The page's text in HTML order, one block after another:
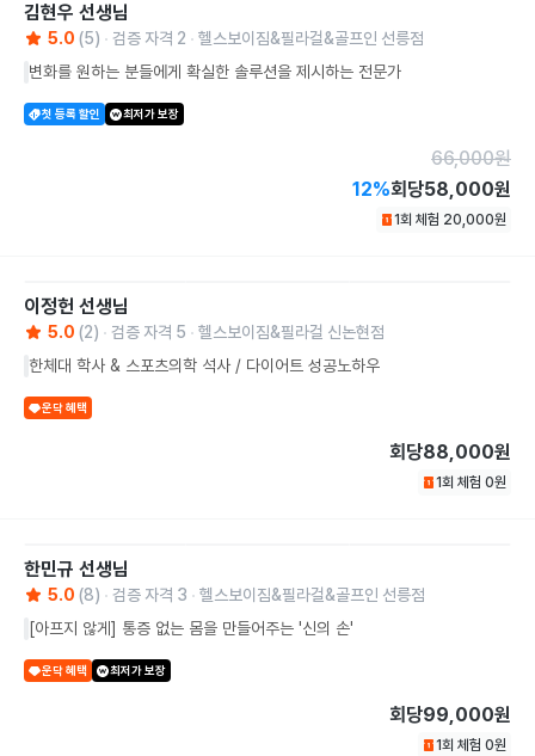
김현우 선생님
5.0 (5) 검증 자격 2
헬스보이짐&필라걸&골프인 선릉점
변화를 원하는 분들에게 확실한 솔루션을 제시하는 전문가
첫 등록 할인 최저가 보장
66,000원
12%회당58,000원
1회 체험 20,000원
이정헌 선생님
5.0 (2) 검증 자격 5
헬스보이짐&필라걸 신논현점
한체대 학사 & 스포츠의학 석사 / 다이어트 성공노하우
운닥 혜택
회당88,000원
1회 체험 0원
한민규 선생님
5.0 (8) 검증 자격 3
헬스보이짐&필라걸&골프인 선릉점
[아프지 않게] 통증 없는 몸을 만들어주는 '신의 손'
운닥 혜택 최저가 보장
회당99,000원
1회 체험 0원